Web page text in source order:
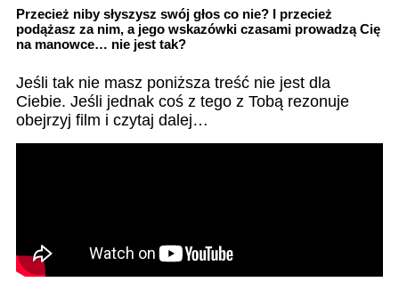
Przecież niby słyszysz swój głos co nie? I przecież
podążasz za nim, a jego wskazówki czasami prowadzą Cię
na manowce… nie jest tak?
Jeśli tak nie masz poniższa treść nie jest dla
Ciebie. Jeśli jednak coś z tego z Tobą rezonuje
obejrzyj film i czytaj dalej…